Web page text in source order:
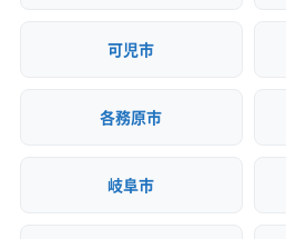
可児市
各務原市
岐阜市